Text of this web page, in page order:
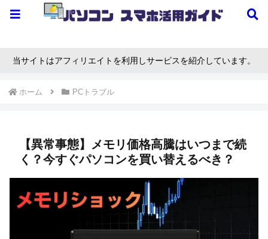
当サイトはアフィリエイトを利用しサービスを紹介しています。
ホーム PCトラブル
【異常事態】メモリ価格高騰はいつまで続
く？今すぐパソコンを買い替えるべき？